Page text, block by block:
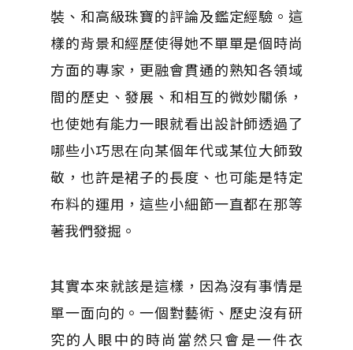
裝、和高級珠寶的評論及鑑定經驗。這
樣的背景和經歷使得她不單單是個時尚
方面的專家，更融會貫通的熟知各領域
間的歷史、發展、和相互的微妙關係，
也使她有能力一眼就看出設計師透過了
哪些小巧思在向某個年代或某位大師致
敬，也許是裙子的長度、也可能是特定
布料的運用，這些小細節一直都在那等
著我們發掘。
其實本來就該是這樣，因為沒有事情是
單一面向的。一個對藝術、歷史沒有研
究的人眼中的時尚當然只會是一件衣